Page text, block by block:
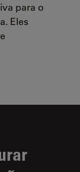
para o
Eles